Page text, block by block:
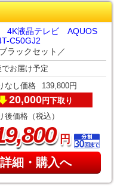
4K液晶テレビ AQUOS
C50GJ2
ラックセット／
お届け予定
なし価格 139,800円
20,000円下取り
後価格（税込）
,800円
詳細・購入へ